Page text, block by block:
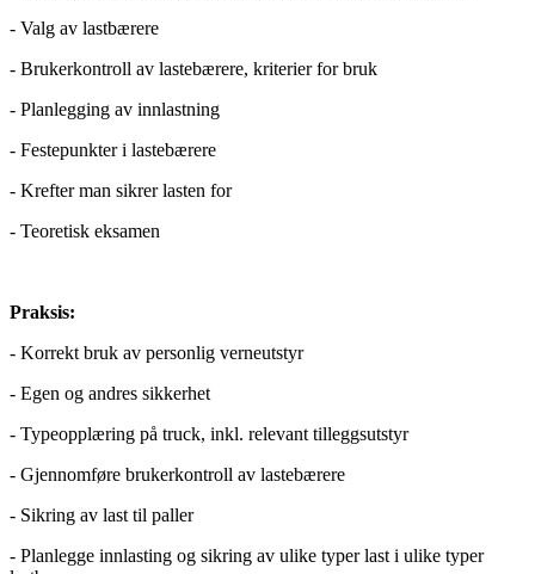
- Valg av lastbærere
- Brukerkontroll av lastebærere, kriterier for bruk
- Planlegging av innlastning
- Festepunkter i lastebærere
- Krefter man sikrer lasten for
- Teoretisk eksamen
Praksis:
- Korrekt bruk av personlig verneutstyr
- Egen og andres sikkerhet
- Typeopplæring på truck, inkl. relevant tilleggsutstyr
- Gjennomføre brukerkontroll av lastebærere
- Sikring av last til paller
- Planlegge innlasting og sikring av ulike typer last i ulike typer